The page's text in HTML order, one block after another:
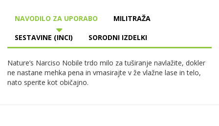
NAVODILO ZA UPORABO MILITRAŽA
SESTAVINE (INCI) SORODNI IZDELKI
Nature’s Narciso Nobile trdo milo za tuširanje navlažite, dokler
ne nastane mehka pena in vmasirajte v že vlažne lase in telo,
nato sperite kot običajno.